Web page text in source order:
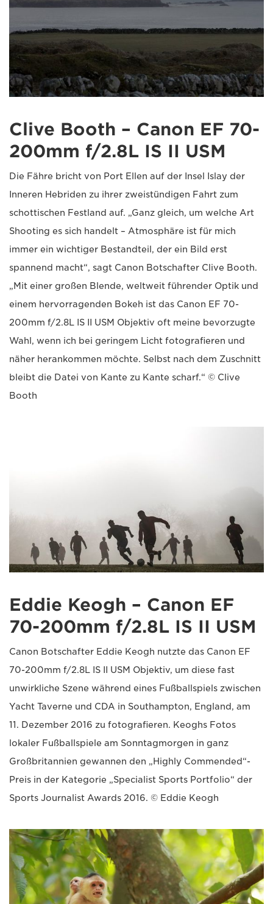
Clive Booth – Canon EF 70-
200mm f/2.8L IS II USM
Die Fähre bricht von Port Ellen auf der Insel Islay der
Inneren Hebriden zu ihrer zweistündigen Fahrt zum
schottischen Festland auf. „Ganz gleich, um welche Art
Shooting es sich handelt – Atmosphäre ist für mich
immer ein wichtiger Bestandteil, der ein Bild erst
spannend macht“, sagt Canon Botschafter Clive Booth.
„Mit einer großen Blende, weltweit führender Optik und
einem hervorragenden Bokeh ist das Canon EF 70-
200mm f/2.8L IS II USM Objektiv oft meine bevorzugte
Wahl, wenn ich bei geringem Licht fotografieren und
näher herankommen möchte. Selbst nach dem Zuschnitt
bleibt die Datei von Kante zu Kante scharf.“ © Clive
Booth
Eddie Keogh – Canon EF
70-200mm f/2.8L IS II USM
Canon Botschafter Eddie Keogh nutzte das Canon EF
70-200mm f/2.8L IS II USM Objektiv, um diese fast
unwirkliche Szene während eines Fußballspiels zwischen
Yacht Taverne und CDA in Southampton, England, am
11. Dezember 2016 zu fotografieren. Keoghs Fotos
lokaler Fußballspiele am Sonntagmorgen in ganz
Großbritannien gewannen den „Highly Commended“-
Preis in der Kategorie „Specialist Sports Portfolio“ der
Sports Journalist Awards 2016. © Eddie Keogh